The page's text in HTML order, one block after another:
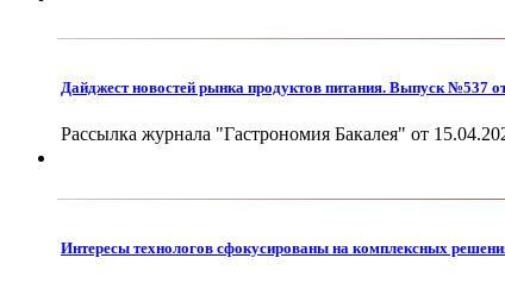
Дайджест новостей рынка продуктов питания. Выпуск №537
Рассылка журнала "Гастрономия Бакалея" от
Интересы технологов сфокусированы на комплексных